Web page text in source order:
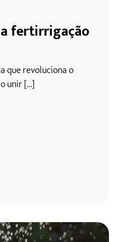
fertirrigação
que revoluciona o
unir [...]